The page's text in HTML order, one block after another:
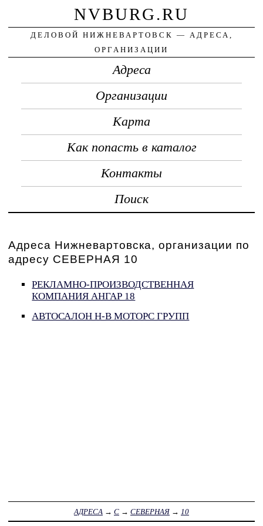
NVBURG.RU
ДЕЛОВОЙ НИЖНЕВАРТОВСК — АДРЕСА,
ОРГАНИЗАЦИИ
Адреса
Организации
Карта
Как попасть в каталог
Контакты
Поиск
Адреса Нижневартовска, организации по
адресу СЕВЕРНАЯ 10
РЕКЛАМНО-ПРОИЗВОДСТВЕННАЯ
КОМПАНИЯ АНГАР 18
АВТОСАЛОН Н-В МОТОРС ГРУПП
АДРЕСА → С → СЕВЕРНАЯ → 10